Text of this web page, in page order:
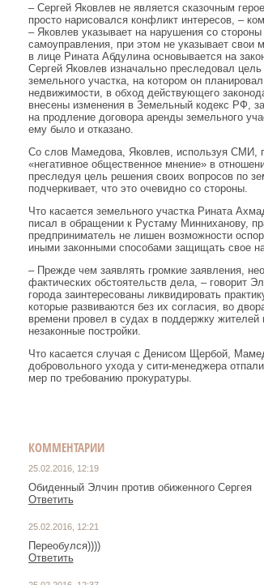
– Сергей Яковлев не является сказочным
просто нарисовался конфликт интересов, –
– Яковлев указывает на нарушения со стороны
самоуправления, при этом не указывает свои
в лице Рината Абдулина основывается на
Сергей Яковлев изначально преследовал
земельного участка, на котором он
недвижимости, в обход действующего
внесены изменения в Земельный кодекс РФ,
на продление договора аренды земельного
ему было и отказано.
Со слов Мамедова, Яковлев, используя СМИ,
«негативное общественное мнение» в
преследуя цель решения своих вопросов по
подчеркивает, что это очевидно со стороны.
Что касается земельного участка Рината
писал в обращении к Рустаму Минниханову,
предприниматель не лишен возможности
иными законными способами защищать свое
– Прежде чем заявлять громкие заявления,
фактических обстоятельств дела, – говорит
города заинтересованы ликвидировать
которые развиваются без их согласия, во
времени провел в судах в поддержку жителей
незаконные постройки.
Что касается случая с Денисом Щербой,
добровольного ухода у сити-менеджера
мер по требованию прокуратуры.
КОММЕНТАРИИ
25.02.2016, 12:19
Обиденный Элчин против обиженного Сергея
Ответить
25.02.2016, 12:21
Переобулся))))
Ответить